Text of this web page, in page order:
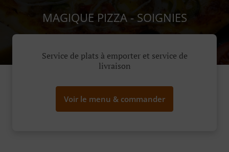
MAGIQUE PIZZA - SOIGNIES
Service de plats à emporter et service de
livraison
Voir le menu & commander